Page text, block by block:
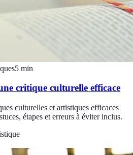
5 min
critique culturelle efficace
culturelles et artistiques efficaces
étapes et erreurs à éviter inclus.